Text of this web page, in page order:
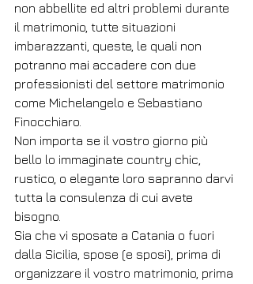
non abbellite ed altri problemi durante
il matrimonio, tutte situazioni
imbarazzanti, queste, le quali non
potranno mai accadere con due
professionisti del settore matrimonio
come Michelangelo e Sebastiano
Finocchiaro.
Non importa se il vostro giorno più
bello lo immaginate country chic,
rustico, o elegante loro sapranno darvi
tutta la consulenza di cui avete
bisogno.
Sia che vi sposate a Catania o fuori
dalla Sicilia, spose (e sposi), prima di
organizzare il vostro matrimonio, prima